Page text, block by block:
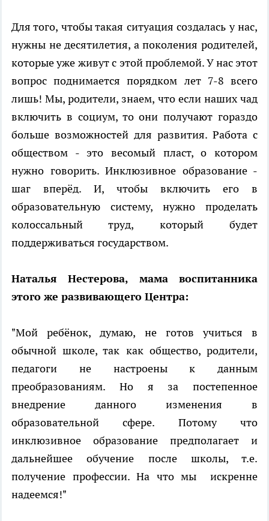
Для того, чтобы такая ситуация создалась у нас,
нужны не десятилетия, а поколения родителей,
которые уже живут с этой проблемой. У нас этот
вопрос поднимается порядком лет 7-8 всего
лишь! Мы, родители, знаем, что если наших чад
включить в социум, то они получают гораздо
больше возможностей для развития. Работа с
обществом - это весомый пласт, о котором
нужно говорить. Инклюзивное образование -
шаг вперёд. И, чтобы включить его в
образовательную систему, нужно проделать
колоссальный труд, который будет
поддерживаться государством.
Наталья Нестерова, мама воспитанника
этого же развивающего Центра:
"Мой ребёнок, думаю, не готов учиться в
обычной школе, так как общество, родители,
педагоги не настроены к данным
преобразованиям. Но я за постепенное
внедрение данного изменения в
образовательной сфере. Потому что
инклюзивное образование предполагает и
дальнейшее обучение после школы, т.е.
получение профессии. На что мы искренне
надеемся!"